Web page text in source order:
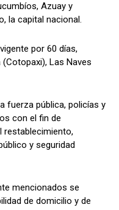
Azuay y
la capital nacional.
por 60 días,
Las Naves
fuerza pública, policías y
con el fin de
restablecimiento,
y seguridad
mencionados se
de domicilio y de